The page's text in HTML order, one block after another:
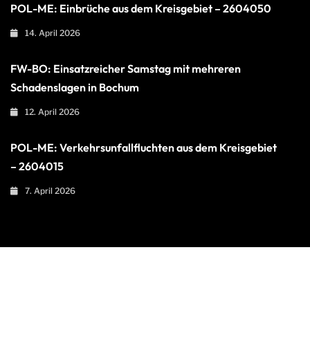
POL-ME: Einbrüche aus dem Kreisgebiet – 2604050
14. April 2026
FW-BO: Einsatzreicher Samstag mit mehreren
Schadenslagen in Bochum
12. April 2026
POL-ME: Verkehrsunfallfluchten aus dem Kreisgebiet
– 2604015
7. April 2026